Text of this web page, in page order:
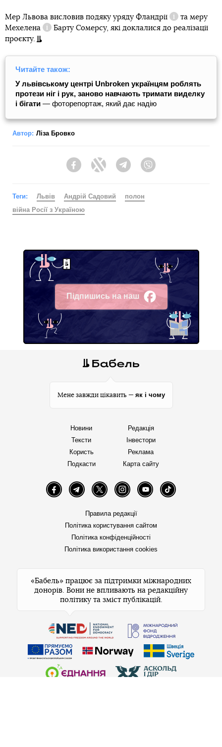
Мер Львова висловив подяку уряду Фландрії
Довідка
та меру
Мехелена
Довідка
Барту Сомерсу, які доклалися до реалізації
проєкту.
Читайте також:
У львівському центрі Unbroken українцям роблять
протези ніг і рук, заново навчають тримати виделку
і бігати — фоторепортаж, який дає надію
Автор: Ліза Бровко
FacebookTwitter Telegram
Теги: Львів Андрій Садовий
полон
війна Росії з Україною
Підпишись на наш
Facebook
Мене завжди цікавить — як і чому
Новини
Тексти
Користь
Подкасти
Редакція
Інвестори
Реклама
Карта сайту
FacebookTelegramTwitter InstagramYouTube TikTok
Правила редакції
Політика користування сайтом
Політика конфіденційності
Політика використання cookies
«Бабель» працює за підтримки міжнародних
донорів. Вони не впливають на редакційну
політику та зміст публікацій.